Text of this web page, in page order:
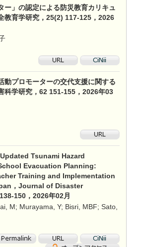
ー」の認定による防災教育カリキュ
教育学研究，25(2) 117-125，2026
動プロモーターの交代支援に関する
科学研究，62 151-155，2026年03
Tsunami Hazard
Evacuation Planning:
Training and Implementation
，Journal of Disaster
150，2026年02月
M; Murayama, Y; Bisri, MBF; Sato,